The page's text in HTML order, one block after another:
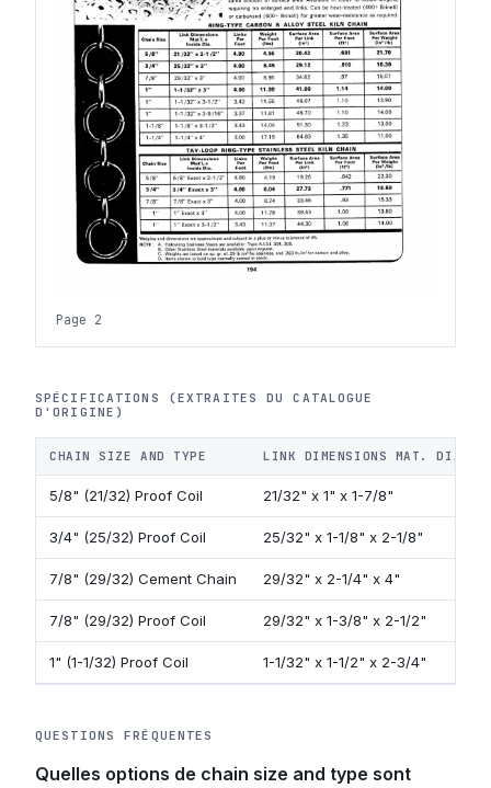
Page 2
SPÉCIFICATIONS (EXTRAITES DU CATALOGUE
D'ORIGINE)
CHAIN SIZE AND TYPE LINK DIMENSIONS MAT.
5/8" (21/32) Proof Coil 21/32" x 1" x 1-7/8"
3/4" (25/32) Proof Coil 25/32" x 1-1/8" x 2-1/8"
7/8" (29/32) Cement Chain 29/32" x 2-1/4" x 4"
7/8" (29/32) Proof Coil 29/32" x 1-3/8" x 2-1/2"
1" (1-1/32) Proof Coil 1-1/32" x 1-1/2" x 2-3/4"
QUESTIONS FRÉQUENTES
Quelles options de chain size and type sont